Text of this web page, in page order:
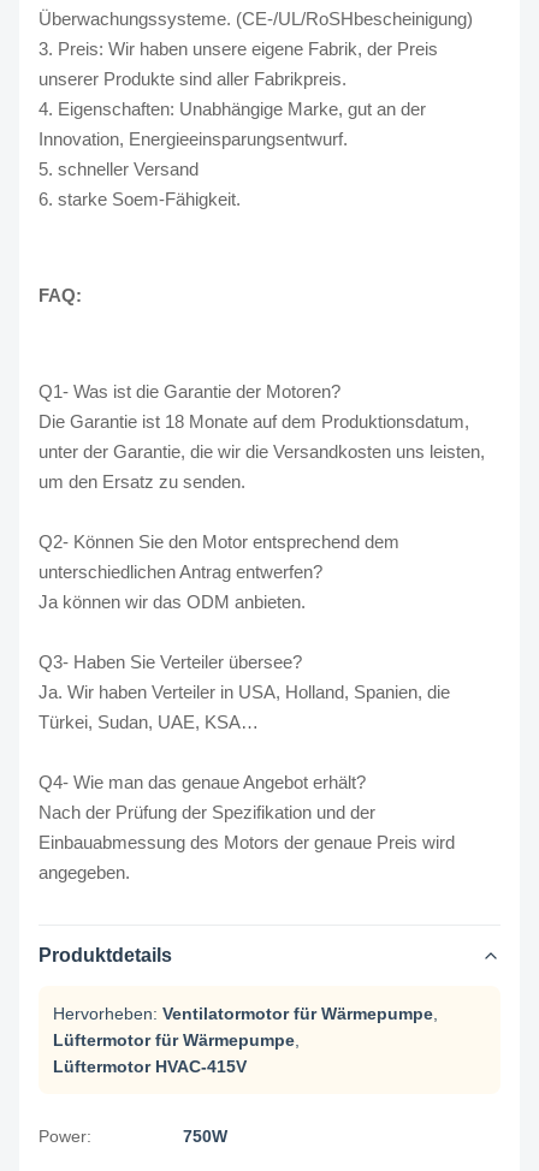
Überwachungssysteme. (CE-/UL/RoSHbescheinigung)
3. Preis: Wir haben unsere eigene Fabrik, der Preis
unserer Produkte sind aller Fabrikpreis.
4. Eigenschaften: Unabhängige Marke, gut an der
Innovation, Energieeinsparungsentwurf.
5. schneller Versand
6. starke Soem-Fähigkeit.
FAQ:
Q1- Was ist die Garantie der Motoren?
Die Garantie ist 18 Monate auf dem Produktionsdatum,
unter der Garantie, die wir die Versandkosten uns leisten,
um den Ersatz zu senden.
Q2- Können Sie den Motor entsprechend dem
unterschiedlichen Antrag entwerfen?
Ja können wir das ODM anbieten.
Q3- Haben Sie Verteiler übersee?
Ja. Wir haben Verteiler in USA, Holland, Spanien, die
Türkei, Sudan, UAE, KSA…
Q4- Wie man das genaue Angebot erhält?
Nach der Prüfung der Spezifikation und der
Einbauabmessung des Motors der genaue Preis wird
angegeben.
Produktdetails
Hervorheben: Ventilatormotor für Wärmepumpe
Lüftermotor für Wärmepumpe
Lüftermotor HVAC-415V
Power: 750W